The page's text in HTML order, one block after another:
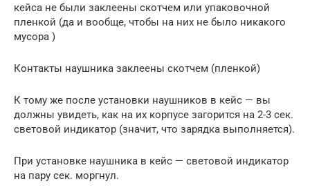
кейса не были заклеены скотчем или упаковочной
пленкой (да и вообще, чтобы на них не было никакого
мусора )
Контакты наушника заклеены скотчем (пленкой)
К тому же после установки наушников в кейс — вы
должны увидеть, как на их корпусе загорится на 2-3 сек.
световой индикатор (значит, что зарядка выполняется).
При установке наушника в кейс — световой индикатор
на пару сек. моргнул.